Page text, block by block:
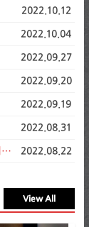
2022.10.12
2022.10.04
2022.09.27
2022.09.20
2022.09.19
2022.08.31
2022.08.22
View All